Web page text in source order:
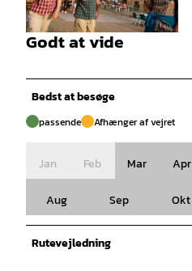
© Touristikzentrum Westliches Weserbergland /
Restaurant Paschenburg, Jörn Eike Rendigs |
CC-BY-SA
© Weserbergland Tourismus e.V. |
Godt at vide
Bedst at besøge
passende Afhænger af vejret
Jan Feb Mar Apr
Aug Sep Okt
Rutevejledning